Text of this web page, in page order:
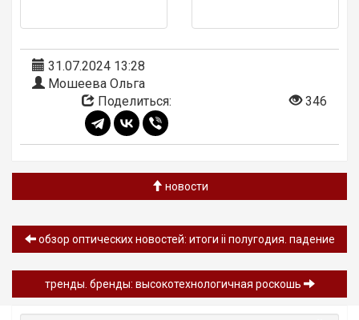
31.07.2024 13:28
Мошеева Ольга
Поделиться:
346
новости
обзор oптических новостей: итоги ii полугодия. падение
тренды. бренды: высокотехнологичная роскошь